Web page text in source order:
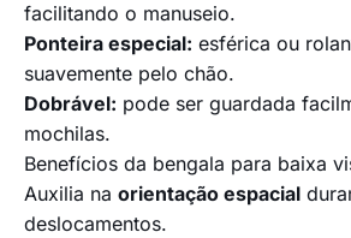
facilitando o manuseio.
Ponteira especial: esférica ou
suavemente pelo chão.
Dobrável: pode ser guardada
mochilas.
Benefícios da bengala para baixa
Auxilia na orientação espacial
deslocamentos.